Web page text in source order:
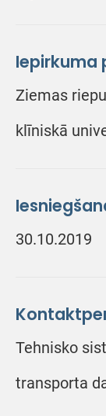
Iepirkuma
Ziemas
klīniskā
30.10.2019
Tehnisko
transporta